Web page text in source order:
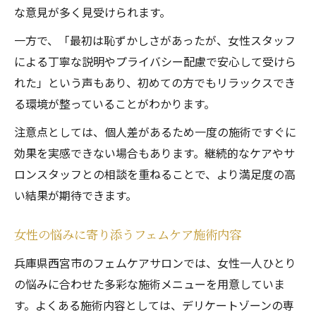
な意見が多く見受けられます。
一方で、「最初は恥ずかしさがあったが、女性スタッフ
による丁寧な説明やプライバシー配慮で安心して受けら
れた」という声もあり、初めての方でもリラックスでき
る環境が整っていることがわかります。
注意点としては、個人差があるため一度の施術ですぐに
効果を実感できない場合もあります。継続的なケアやサ
ロンスタッフとの相談を重ねることで、より満足度の高
い結果が期待できます。
女性の悩みに寄り添うフェムケア施術内容
兵庫県西宮市のフェムケアサロンでは、女性一人ひとり
の悩みに合わせた多彩な施術メニューを用意していま
す。よくある施術内容としては、デリケートゾーンの専